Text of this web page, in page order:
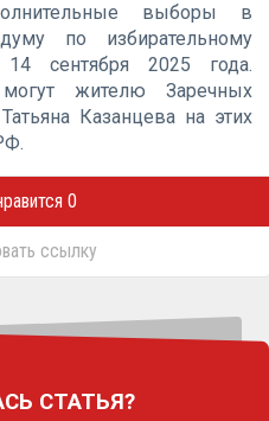
выборы в
по избирательному
сентября 2025 года.
жителю Заречных
Казанцева на этих
0
ссылку
СТАТЬЯ?